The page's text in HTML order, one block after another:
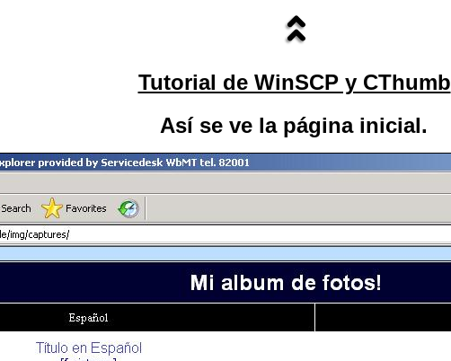
Tutorial de WinSCP y CThumb
Así se ve la página inicial.